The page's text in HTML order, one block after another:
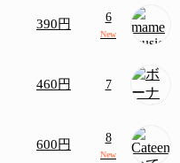
390円
460円
600円
6
New
7
8
New